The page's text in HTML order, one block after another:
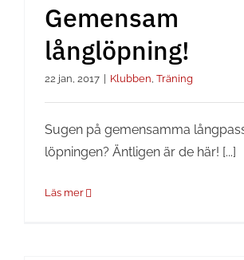
Gemensam
långlöpning!
22 jan, 2017 Klubben, Träning
Sugen på gemensamma
löpningen? Äntligen är de här! [...]
Läs mer